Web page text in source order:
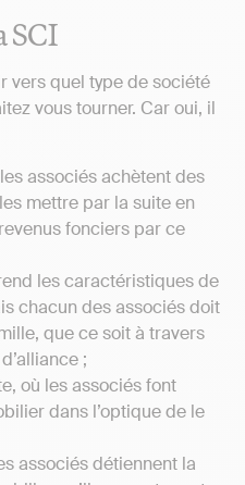
SCI
vers quel type de société
vous tourner. Car oui, il
associés achètent des
mettre par la suite en
fonciers par ce
les caractéristiques de
chacun des associés doit
que ce soit à travers
;
où les associés font
dans l’optique de le
associés détiennent la